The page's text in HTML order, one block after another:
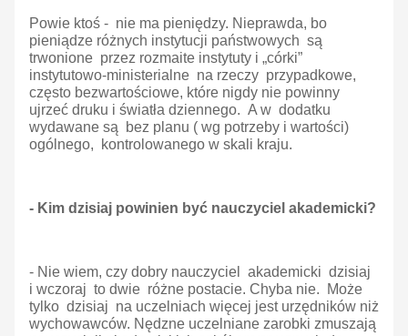
Powie ktoś - nie ma pieniędzy. Nieprawda, bo
pieniądze różnych instytucji państwowych są
trwonione przez rozmaite instytuty i „córki”
instytutowo-ministerialne na rzeczy przypadkowe,
często bezwartościowe, które nigdy nie powinny
ujrzeć druku i światła dziennego. A w dodatku
wydawane są bez planu ( wg potrzeby i wartości)
ogólnego, kontrolowanego w skali kraju.
- Kim dzisiaj powinien być nauczyciel akademicki?
- Nie wiem, czy dobry nauczyciel akademicki dzisiaj
i wczoraj to dwie różne postacie. Chyba nie. Może
tylko dzisiaj na uczelniach więcej jest urzędników niż
wychowawców. Nędzne uczelniane zarobki zmuszają